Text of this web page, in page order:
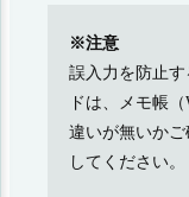
※注意
誤入力を防止
ドは、メモ帳
違いが無いか
してください。